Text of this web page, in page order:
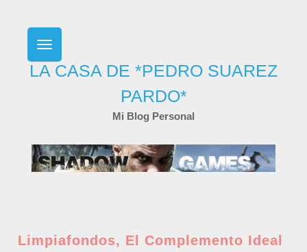
LA CASA DE *PEDRO SUAREZ
PARDO*
Mi Blog Personal
Limpiafondos, El Complemento Ideal